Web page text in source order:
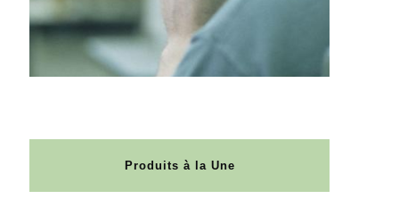
Produits à la Une